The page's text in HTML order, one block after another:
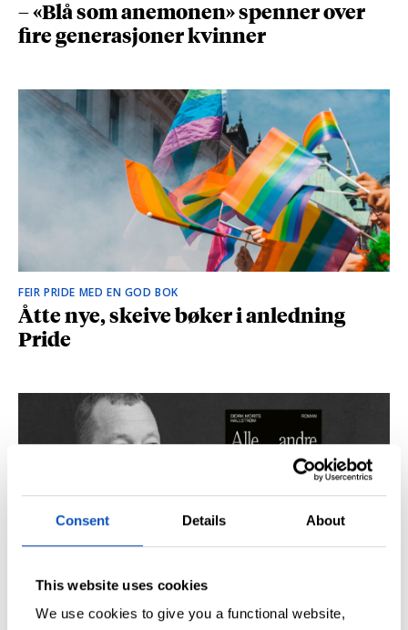
Consent Details About
This website uses cookies
We use cookies to give you a functional website,
– «Blå som anemonen» spenner over
fire generasjoner kvinner
FEIR PRIDE MED EN GOD BOK
Åtte nye, skeive bøker i anledning
Pride
SÅ DU NRK-DOKUMENTAREN «AGENTEN»?
Didrik M. Hallstrøm: – Alt det med CIA